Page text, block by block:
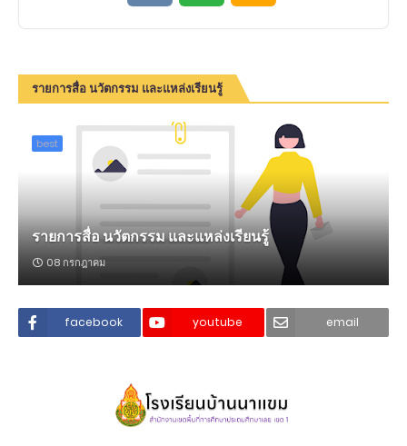
รายการสื่อ นวัตกรรม และแหล่งเรียนรู้
best
รายการสื่อ นวัตกรรม และแหล่งเรียนรู้
08 กรกฎาคม
facebook youtube email